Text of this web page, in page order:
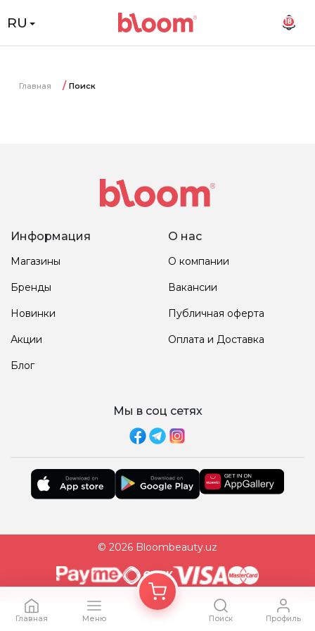
RU 18
Главная Поиск
Информация
Магазины
Бренды
Новинки
Акции
Блог
О нас
О компании
Вакансии
Публичная оферта
Оплата и Доставка
Мы в соц сетях
© 2026 Bloombeauty.uz
Главная Меню Поиск Профиль